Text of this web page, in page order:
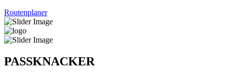
Routenplaner
PASSKNACKER